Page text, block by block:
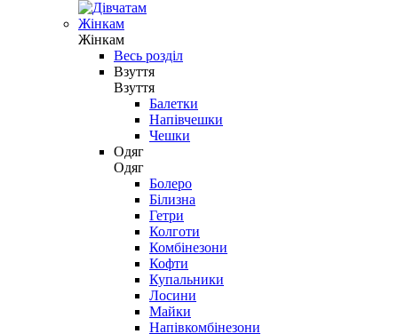
Жінкам
Жінкам
Весь розділ
Взуття
Взуття
Балетки
Напівчешки
Чешки
Одяг
Одяг
Болеро
Білизна
Гетри
Колготи
Комбінезони
Кофти
Купальники
Лосини
Майки
Напівкомбінезони